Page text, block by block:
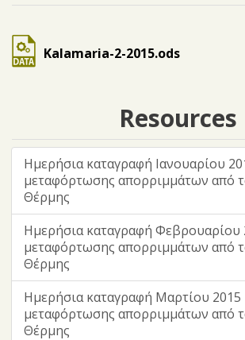
Kalamaria-2-2015.ods
Resources
Ημερήσια καταγραφή Ιανουαρίου
μεταφόρτωσης απορριμμάτων από
Θέρμης
Ημερήσια καταγραφή Φεβρουαρίου
μεταφόρτωσης απορριμμάτων από
Θέρμης
Ημερήσια καταγραφή Μαρτίου 2015
μεταφόρτωσης απορριμμάτων από
Θέρμης